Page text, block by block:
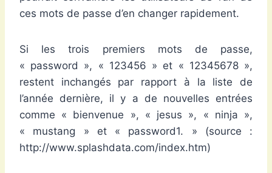
ces mots de passe d’en changer rapidement.
Si les trois premiers mots de passe,
« password », « 123456 » et « 12345678 »,
restent inchangés par rapport à la liste de
l’année dernière, il y a de nouvelles entrées
comme « bienvenue », « jesus », « ninja »,
« mustang » et « password1. » (source :
http://www.splashdata.com/index.htm)